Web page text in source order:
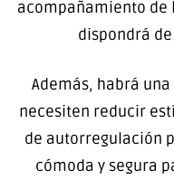
acompañamiento de
dispondrá
Además, habrá
necesiten reducir
de autorregulación
cómoda y segura